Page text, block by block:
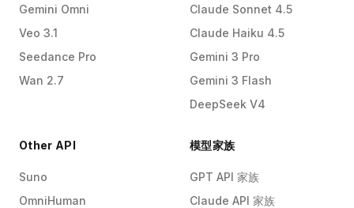
Gemini Omni
Veo 3.1
Seedance Pro
Wan 2.7
Claude Sonnet 4.5
Claude Haiku 4.5
Gemini 3 Pro
Gemini 3 Flash
DeepSeek V4
Other API
Suno
OmniHuman
模型家族
GPT API 家族
Claude API 家族